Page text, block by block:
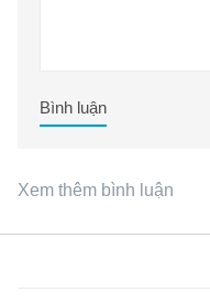
Bình luận
Xem thêm bình luận